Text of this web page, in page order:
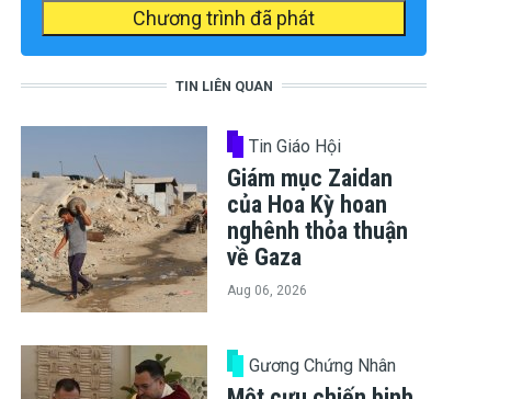
Chương trình đã phát
TIN LIÊN QUAN
Tin Giáo Hội
Giám mục Zaidan
của Hoa Kỳ hoan
nghênh thỏa thuận
về Gaza
Aug 06, 2026
Gương Chứng Nhân